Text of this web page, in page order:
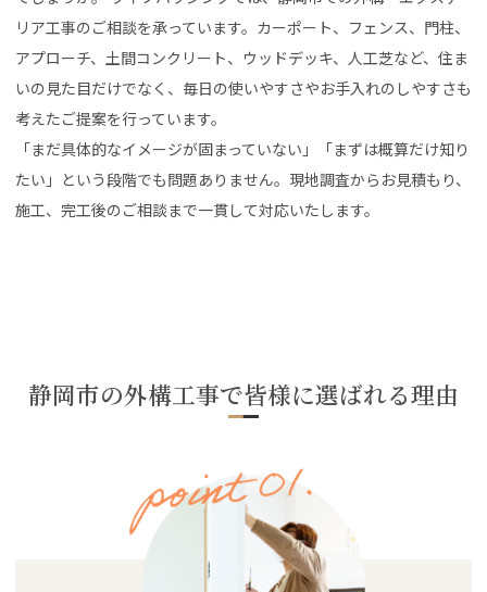
リア工事のご相談を承っています。カーポート、フェンス、門柱、
アプローチ、土間コンクリート、ウッドデッキ、人工芝など、住ま
いの見た目だけでなく、毎日の使いやすさやお手入れのしやすさも
考えたご提案を行っています。
「まだ具体的なイメージが固まっていない」「まずは概算だけ知り
たい」という段階でも問題ありません。現地調査からお見積もり、
施工、完工後のご相談まで一貫して対応いたします。
静岡市の外構工事で皆様に選ばれる理由